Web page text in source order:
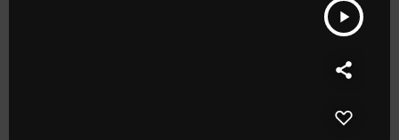
play_arrow